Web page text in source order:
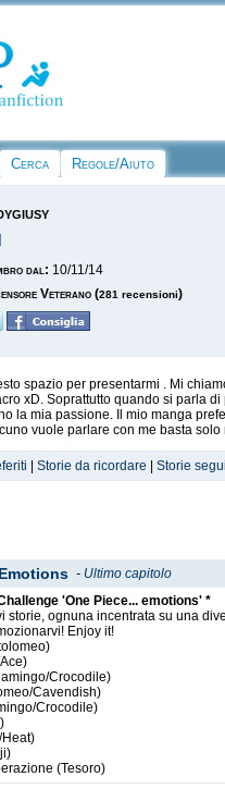
Cerca Regole/Aiuto
dal: 10/11/14
Veterano (281 recensioni)
spazio per presentarmi . Mi
xD. Soprattutto quando si parla
la mia passione. Il mio manga
vuole parlare con me basta
|Storie da ricordare |Storie
- Ultimo capitolo
'One Piece... emotions' *
storie, ognuna incentrata su una
Enjoy it!
Crocodile)
Cavendish)
Crocodile)
Heat)
(Tesoro)